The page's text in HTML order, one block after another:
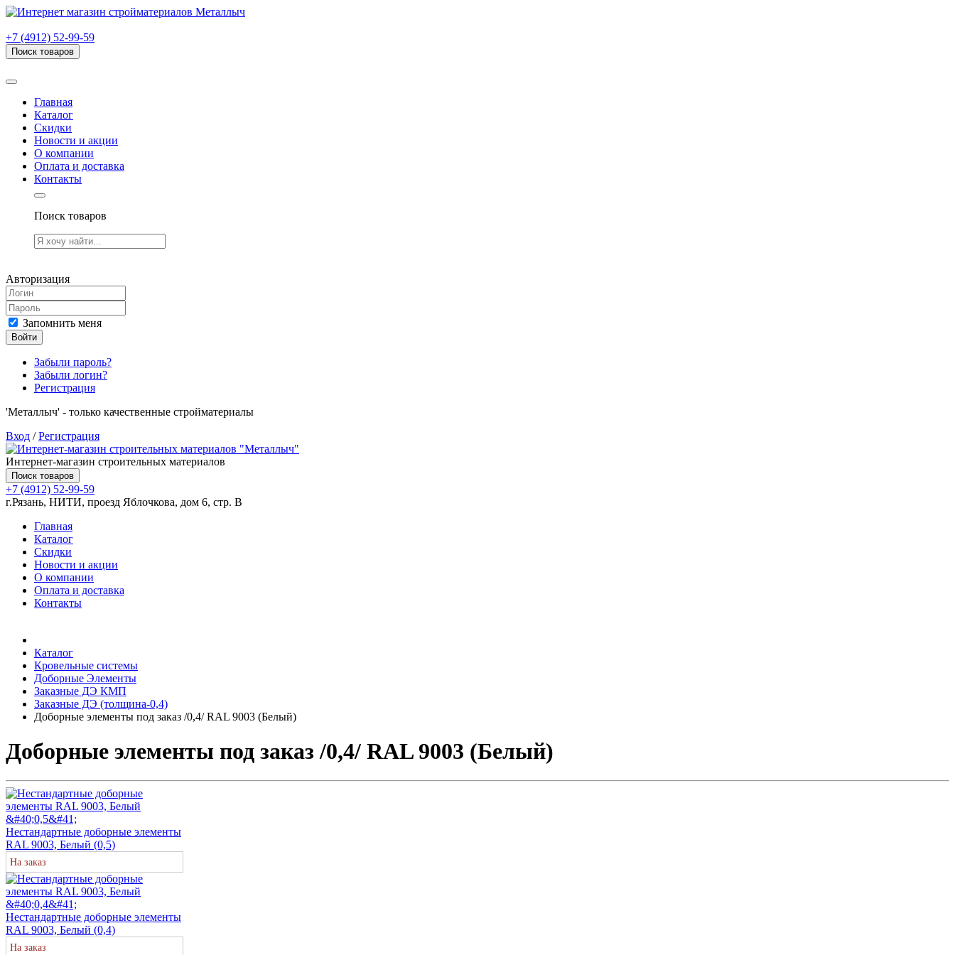
+7 (4912) 52-99-59
Поиск товаров
Главная
Каталог
Скидки
Новости и акции
О компании
Оплата и доставка
Контакты
Поиск товаров
Авторизация
Запомнить меня
Войти
Забыли пароль?
Забыли логин?
Регистрация
'Металлыч' - только качественные стройматериалы
Вход /Регистрация
Интернет-магазин строительных материалов
Поиск товаров
+7 (4912) 52-99-59
г.Рязань, НИТИ, проезд Яблочкова, дом 6, стр. В
Главная
Каталог
Скидки
Новости и акции
О компании
Оплата и доставка
Контакты
Каталог
Кровельные системы
Доборные Элементы
Заказные ДЭ КМП
Заказные ДЭ (толщина-0,4)
Доборные элементы под заказ /0,4/ RAL 9003 (Белый)
Доборные элементы под заказ /0,4/ RAL 9003 (Белый)
Нестандартные доборные элементы
RAL 9003, Белый (0,5)
На заказ
Нестандартные доборные элементы
RAL 9003, Белый (0,4)
На заказ